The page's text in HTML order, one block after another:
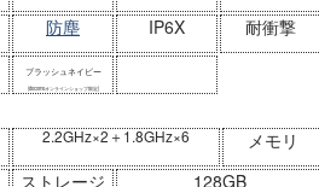
防塵 IP6X 耐衝撃
ブラッシュネイビー
(docomoオンラインショップ限定)
2.2GHz×2＋1.8GHz×6 メモリ
ストレージ 128GB